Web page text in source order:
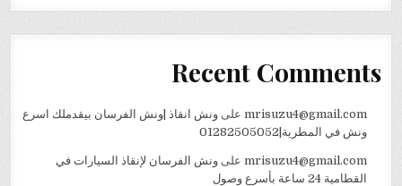
Recent Comments
mrisuzu4@gmail.comعلى ونش انقاذ |ونش الفرسان بيقدملك اسرع
ونش في المطرية|01282505052
mrisuzu4@gmail.comعلى ونش الفرسان لإنقاذ السيارات في
القطامية 24 ساعة بأسرع وصول